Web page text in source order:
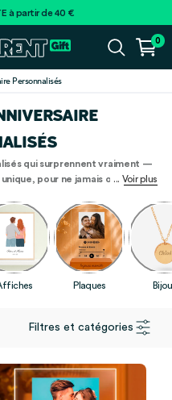
à partir de 40 €
0
Personnalisés
... Voir plus
qui surprennent vraiment —
pour ne jamais offrir deux
trouveras le cadeau parfait pour les
papas et les grands-parents. Des
un cadeau aussi unique que la
tu l’offres.
Plaques
Filtres et catégories